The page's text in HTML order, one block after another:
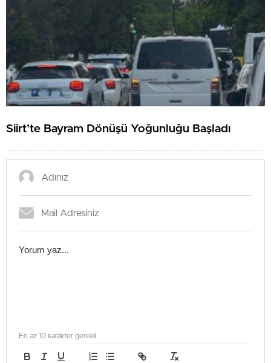
Siirt’te Bayram Dönüşü Yoğunluğu Başladı
En az 10 karakter gerekli